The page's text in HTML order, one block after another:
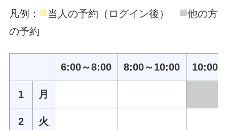
凡例： ■当人の予約（ログイン後） ■他の方
の予約
6:00～8:00 8:00～10:00 10:00
1 月
2 火